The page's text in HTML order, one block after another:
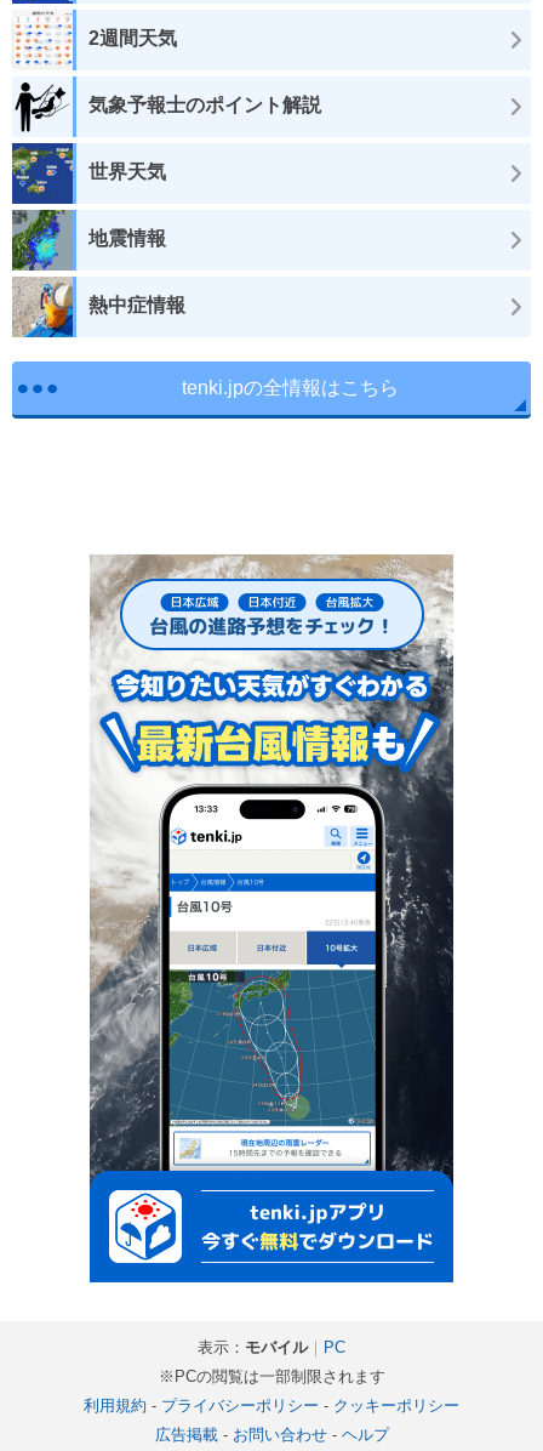
2週間天気
気象予報士のポイント解説
世界天気
地震情報
熱中症情報
tenki.jpの全情報はこちら
表示： モバイル｜ PC
※PCの閲覧は一部制限されます
利用規約 - プライバシーポリシー - クッキーポリシー
広告掲載- お問い合わせ- ヘルプ